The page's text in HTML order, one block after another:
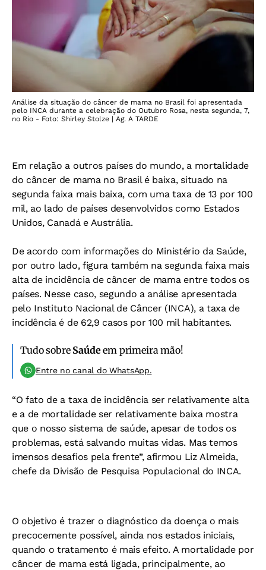
Análise da situação do câncer de mama no Brasil foi apresentada
pelo INCA durante a celebração do Outubro Rosa, nesta segunda, 7,
no Rio - Foto: Shirley Stolze | Ag. A TARDE
Em relação a outros países do mundo, a mortalidade
do câncer de mama no Brasil é baixa, situado na
segunda faixa mais baixa, com uma taxa de 13 por 100
mil, ao lado de países desenvolvidos como Estados
Unidos, Canadá e Austrália.
De acordo com informações do Ministério da Saúde,
por outro lado, figura também na segunda faixa mais
alta de incidência de câncer de mama entre todos os
países. Nesse caso, segundo a análise apresentada
pelo Instituto Nacional de Câncer (INCA), a taxa de
incidência é de 62,9 casos por 100 mil habitantes.
Tudo sobre Saúdeem primeira mão!
Entre no canal do WhatsApp.
“O fato de a taxa de incidência ser relativamente alta
e a de mortalidade ser relativamente baixa mostra
que o nosso sistema de saúde, apesar de todos os
problemas, está salvando muitas vidas. Mas temos
imensos desafios pela frente”, afirmou Liz Almeida,
chefe da Divisão de Pesquisa Populacional do INCA.
O objetivo é trazer o diagnóstico da doença o mais
precocemente possível, ainda nos estados iniciais,
quando o tratamento é mais efeito. A mortalidade por
câncer de mama está ligada, principalmente, ao